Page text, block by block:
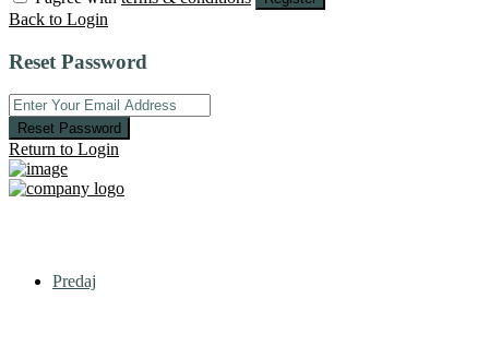
Back to Login
Reset Password
Reset Password
Return to Login
Predaj